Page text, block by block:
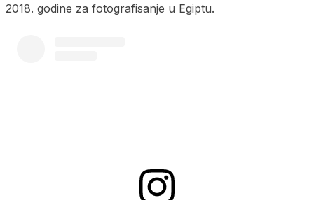
2018. godine za fotografisanje u Egiptu.